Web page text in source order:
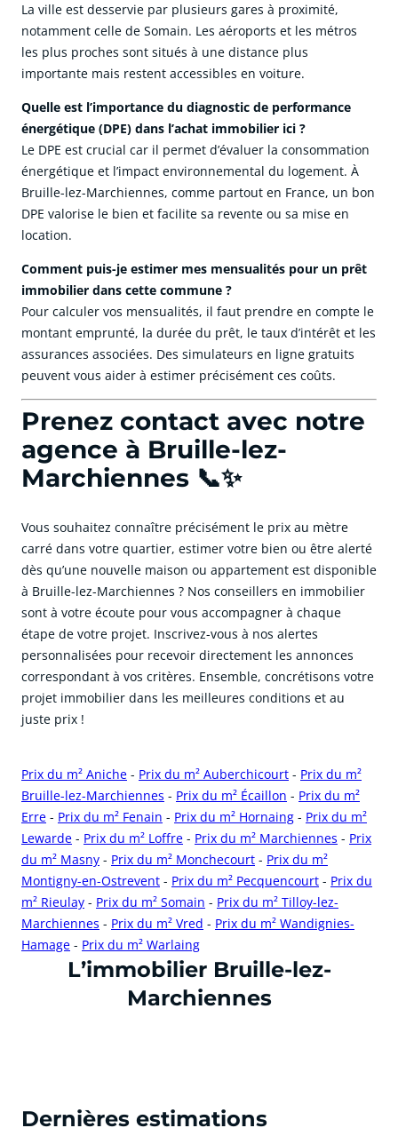
La ville est desservie par plusieurs gares à proximité,
notamment celle de Somain. Les aéroports et les métros
les plus proches sont situés à une distance plus
importante mais restent accessibles en voiture.
Quelle est l’importance du diagnostic de performance
énergétique (DPE) dans l’achat immobilier ici ?
Le DPE est crucial car il permet d’évaluer la consommation
énergétique et l’impact environnemental du logement. À
Bruille-lez-Marchiennes, comme partout en France, un bon
DPE valorise le bien et facilite sa revente ou sa mise en
location.
Comment puis-je estimer mes mensualités pour un prêt
immobilier dans cette commune ?
Pour calculer vos mensualités, il faut prendre en compte le
montant emprunté, la durée du prêt, le taux d’intérêt et les
assurances associées. Des simulateurs en ligne gratuits
peuvent vous aider à estimer précisément ces coûts.
Prenez contact avec notre
agence à Bruille-lez-
Marchiennes 📞✨
Vous souhaitez connaître précisément le prix au mètre
carré dans votre quartier, estimer votre bien ou être alerté
dès qu’une nouvelle maison ou appartement est disponible
à Bruille-lez-Marchiennes ? Nos conseillers en immobilier
sont à votre écoute pour vous accompagner à chaque
étape de votre projet. Inscrivez-vous à nos alertes
personnalisées pour recevoir directement les annonces
correspondant à vos critères. Ensemble, concrétisons votre
projet immobilier dans les meilleures conditions et au
juste prix !
Prix du m² Aniche - Prix du m² Auberchicourt - Prix du m²
Bruille-lez-Marchiennes - Prix du m² Écaillon - Prix du m²
Erre - Prix du m² Fenain - Prix du m² Hornaing - Prix du m²
Lewarde - Prix du m² Loffre - Prix du m² Marchiennes - Prix
du m² Masny - Prix du m² Monchecourt - Prix du m²
Montigny-en-Ostrevent - Prix du m² Pecquencourt - Prix du
m² Rieulay - Prix du m² Somain - Prix du m² Tilloy-lez-
Marchiennes - Prix du m² Vred - Prix du m² Wandignies-
Hamage - Prix du m² Warlaing
cliquer pour afficher plus du text
L’immobilier Bruille-lez-
Marchiennes
Dernières estimations